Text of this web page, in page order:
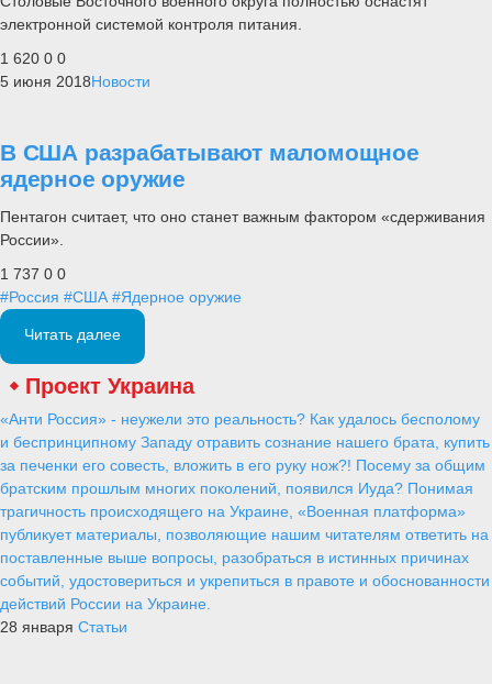
электронной системой контроля питания.
1 620 0 0
5 июня 2018Новости
В США разрабатывают маломощное
ядерное оружие
Пентагон считает, что оно станет важным фактором «сдерживания
России».
1 737 0 0
#Россия #США #Ядерное оружие
Читать далее
Проект Украина
«Анти Россия» - неужели это реальность? Как удалось бесполому
и беспринципному Западу отравить сознание нашего брата, купить
за печенки его совесть, вложить в его руку нож?! Посему за общим
братским прошлым многих поколений, появился Иуда? Понимая
трагичность происходящего на Украине, «Военная платформа»
публикует материалы, позволяющие нашим читателям ответить на
поставленные выше вопросы, разобраться в истинных причинах
событий, удостовериться и укрепиться в правоте и обоснованности
действий России на Украине.
28 января Статьи